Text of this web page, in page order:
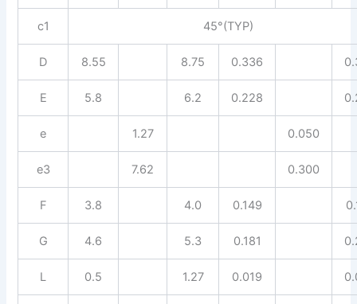
c1 45°(TYP)
D 8.55 8.75 0.336
E 5.8 6.2 0.228
e 1.27 0.050
e3 7.62 0.300
F 3.8 4.0 0.149
G 4.6 5.3 0.181
L 0.5 1.27 0.019